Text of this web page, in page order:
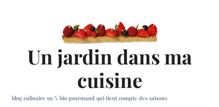
Un jardin dans ma
cuisine
blog culinaire 99 % bio gourmand qui tient compte des saisons